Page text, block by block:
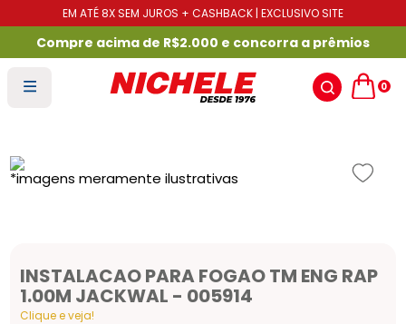
EM ATÉ 8X SEM JUROS + CASHBACK | EXCLUSIVO SITE
Compre acima de R$2.000 e concorra a prêmios
0
INSTALACAO PARA FOGAO TM ENG RAP
1.00M JACKWAL - 005914
Clique e veja!